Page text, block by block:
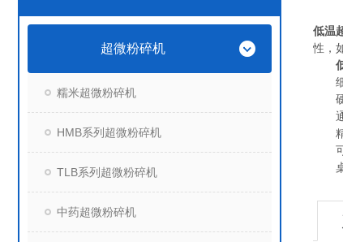
超微粉碎机
糯米超微粉碎机
HMB系列超微粉碎机
TLB系列超微粉碎机
中药超微粉碎机
低温
性，
低
细
硬
通
精
可
桌